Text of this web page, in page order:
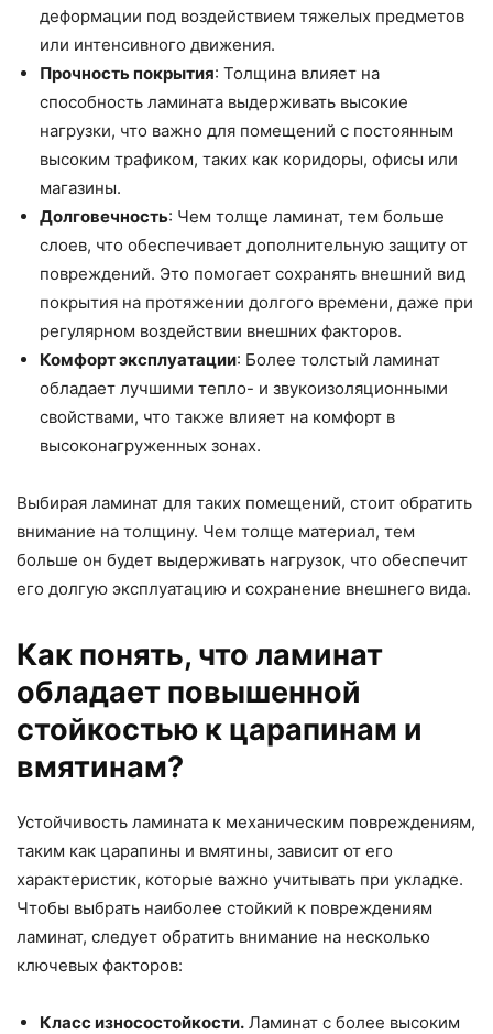
деформации под воздействием тяжелых предметов
или интенсивного движения.
Прочность покрытия: Толщина влияет на
способность ламината выдерживать высокие
нагрузки, что важно для помещений с постоянным
высоким трафиком, таких как коридоры, офисы или
магазины.
Долговечность: Чем толще ламинат, тем больше
слоев, что обеспечивает дополнительную защиту от
повреждений. Это помогает сохранять внешний вид
покрытия на протяжении долгого времени, даже при
регулярном воздействии внешних факторов.
Комфорт эксплуатации: Более толстый ламинат
обладает лучшими тепло- и звукоизоляционными
свойствами, что также влияет на комфорт в
высоконагруженных зонах.
Выбирая ламинат для таких помещений, стоит обратить
внимание на толщину. Чем толще материал, тем
больше он будет выдерживать нагрузок, что обеспечит
его долгую эксплуатацию и сохранение внешнего вида.
Как понять, что ламинат
обладает повышенной
стойкостью к царапинам и
вмятинам?
Устойчивость ламината к механическим повреждениям,
таким как царапины и вмятины, зависит от его
характеристик, которые важно учитывать при укладке.
Чтобы выбрать наиболее стойкий к повреждениям
ламинат, следует обратить внимание на несколько
ключевых факторов:
Класс износостойкости. Ламинат с более высоким